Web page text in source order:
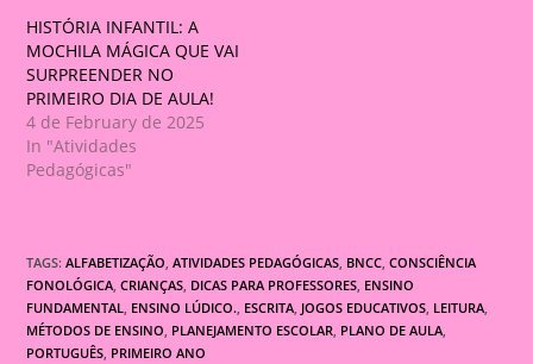
HISTÓRIA INFANTIL: A
MOCHILA MÁGICA QUE VAI
SURPREENDER NO
PRIMEIRO DIA DE AULA!
4 de February de 2025
In "Atividades
Pedagógicas"
TAGS:ALFABETIZAÇÃO, ATIVIDADES PEDAGÓGICAS, BNCC, CONSCIÊNCIA
FONOLÓGICA, CRIANÇAS, DICAS PARA PROFESSORES, ENSINO
FUNDAMENTAL, ENSINO LÚDICO., ESCRITA, JOGOS EDUCATIVOS, LEITURA,
MÉTODOS DE ENSINO, PLANEJAMENTO ESCOLAR, PLANO DE AULA,
PORTUGUÊS, PRIMEIRO ANO